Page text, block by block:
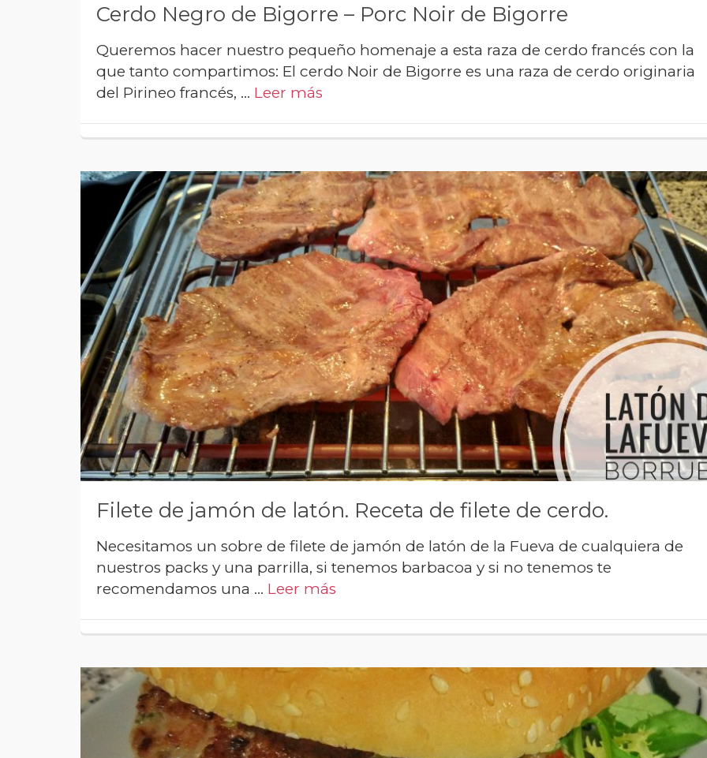
Cerdo Negro de Bigorre – Porc Noir de Bigorre
Queremos hacer nuestro pequeño homenaje a esta raza de cerdo francés con la
que tanto compartimos: El cerdo Noir de Bigorre es una raza de cerdo originaria
del Pirineo francés, … Leer más
Filete de jamón de latón. Receta de filete de cerdo.
Necesitamos un sobre de filete de jamón de latón de la Fueva de cualquiera de
nuestros packs y una parrilla, si tenemos barbacoa y si no tenemos te
recomendamos una … Leer más